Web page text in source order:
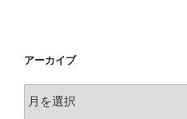
アーカイブ
ー